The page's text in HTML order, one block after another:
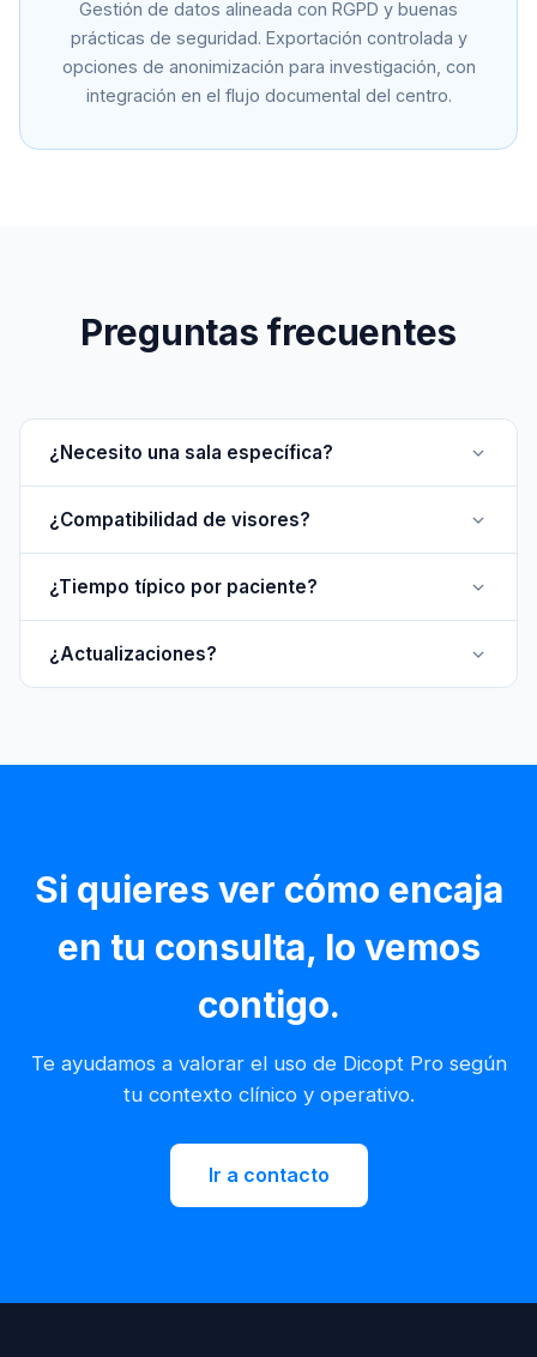
Gestión de datos alineada con RGPD y buenas
prácticas de seguridad. Exportación controlada y
opciones de anonimización para investigación, con
integración en el flujo documental del centro.
Preguntas frecuentes
¿Necesito una sala específica?
¿Compatibilidad de visores?
¿Tiempo típico por paciente?
¿Actualizaciones?
Si quieres ver cómo encaja
en tu consulta, lo vemos
contigo.
Te ayudamos a valorar el uso de Dicopt Pro según
tu contexto clínico y operativo.
Ir a contacto